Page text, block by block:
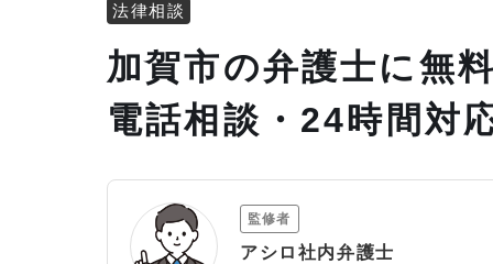
法律相談
加賀市の弁護士に無
電話相談・24時間対
監修者
アシロ社内弁護士